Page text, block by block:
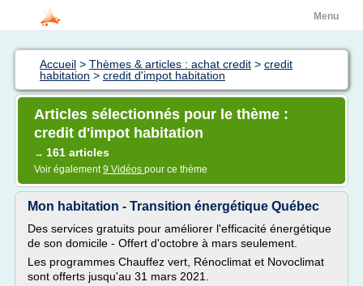
Menu
Accueil > Thèmes & articles : achat credit > credit
habitation > credit d'impot habitation
Articles sélectionnés pour le thème :
credit d'impot habitation
→ 161 articles
Voir également9 Vidéos pour ce thème
Mon habitation - Transition énergétique Québec
Des services gratuits pour améliorer l'efficacité énergétique
de son domicile - Offert d'octobre à mars seulement.
Les programmes Chauffez vert, Rénoclimat et Novoclimat
sont offerts jusqu'au 31 mars 2021.